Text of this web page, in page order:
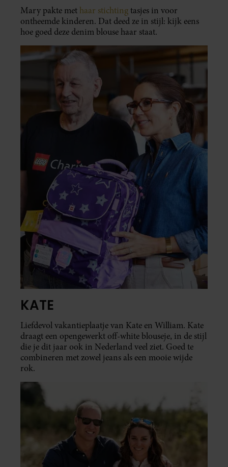
Mary pakte met haar stichting tasjes in voor
ontheemde kinderen. Dat deed ze in stijl: kijk eens
hoe goed deze denim blouse haar staat.
KATE
Liefdevol vakantieplaatje van Kate en William. Kate
draagt een opengewerkt off-white blouseje, in de stijl
die je dit jaar ook in Nederland veel ziet. Goed te
combineren met zowel jeans als een mooie wijde
rok.